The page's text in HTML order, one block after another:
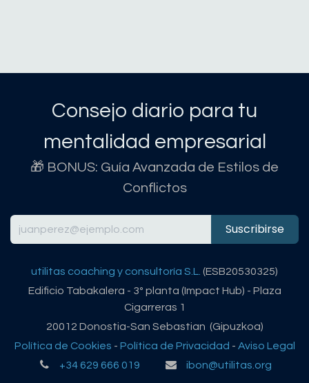
Consejo diario para tu
mentalidad empresarial
🎁 BONUS: Guía Avanzada de Estilos de
Conflictos
Suscribirse
utilitas coaching y consultoría S.L. (ESB20530325)
Edificio Tabakalera - 3º planta (Impact Hub) - Plaza
Cigarreras 1
20012 Donostia-San Sebastian (Gipuzkoa)
Política de Cookies - Política de Privacidad - Aviso Legal
+34 629 666 019
ibon@utilitas.org